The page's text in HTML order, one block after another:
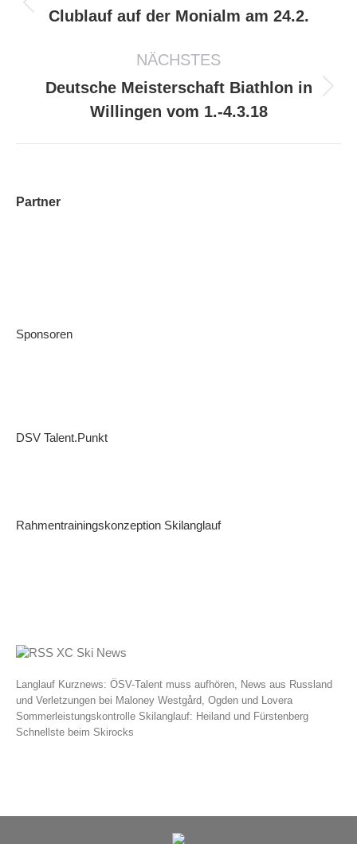
Clublauf auf der Monialm am 24.2.
NÄCHSTES
Deutsche Meisterschaft Biathlon in
Willingen vom 1.-4.3.18
Partner
Sponsoren
DSV Talent.Punkt
Rahmentrainingskonzeption Skilanglauf
XC Ski News
Langlauf Kurznews: ÖSV-Talent muss aufhören, News aus Russland
und Verletzungen bei Maloney Westgård, Ogden und Lovera
Sommerleistungskontrolle Skilanglauf: Heiland und Fürstenberg
Schnellste beim Skirocks